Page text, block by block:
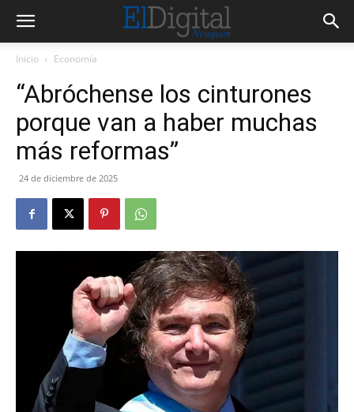
Inicio Economía
“Abróchense los cinturones
porque van a haber muchas
más reformas”
24 de diciembre de 2025